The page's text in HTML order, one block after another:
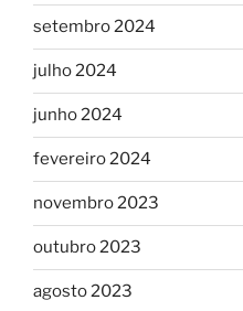
setembro 2024
julho 2024
junho 2024
fevereiro 2024
novembro 2023
outubro 2023
agosto 2023